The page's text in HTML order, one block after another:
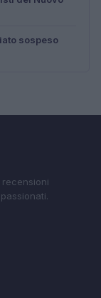
sospeso